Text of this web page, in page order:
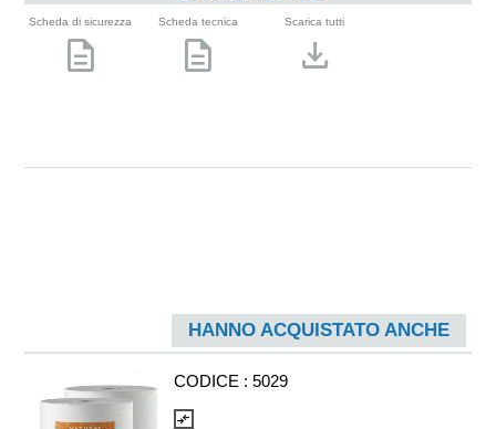
Scheda di sicurezza
description
Scheda tecnica
description
Scarica tutti
download
HANNO ACQUISTATO ANCHE
CODICE : 5029
compare_arrows